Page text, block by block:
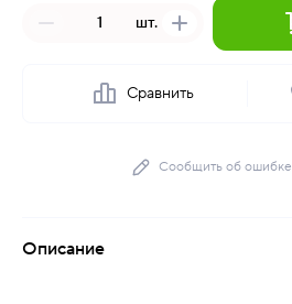
шт.
Сравнить
Сообщить об ошибке
Описание